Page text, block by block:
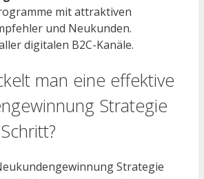
mit attraktiven
und Neukunden.
digitalen B2C-Kanäle.
man eine effektive
Strategie
Strategie